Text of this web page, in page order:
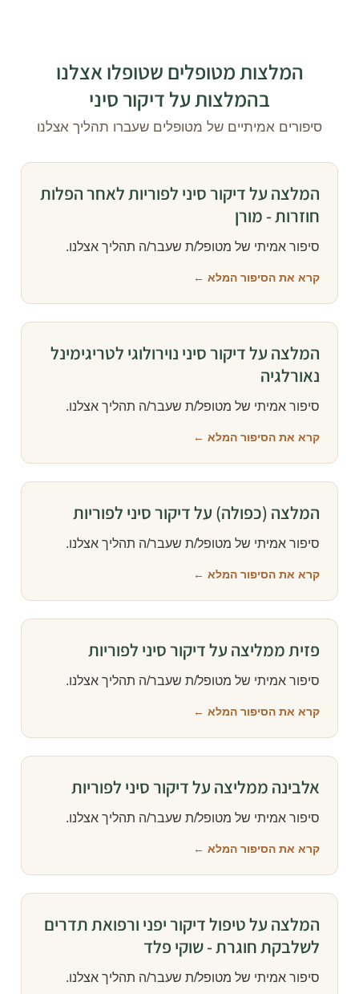
המלצות מטופלים שטופלו אצלנו
בהמלצות על דיקור סיני
סיפורים אמיתיים של מטופלים שעברו תהליך אצלנו
המלצה על דיקור סיני לפוריות לאחר הפלות
חוזרות - מורן
סיפור אמיתי של מטופל/ת שעבר/ה תהליך אצלנו.
קרא את הסיפור המלא ←
המלצה על דיקור סיני נוירולוגי לטריגימינל
נאורלגיה
סיפור אמיתי של מטופל/ת שעבר/ה תהליך אצלנו.
קרא את הסיפור המלא ←
המלצה (כפולה) על דיקור סיני לפוריות
סיפור אמיתי של מטופל/ת שעבר/ה תהליך אצלנו.
קרא את הסיפור המלא ←
פזית ממליצה על דיקור סיני לפוריות
סיפור אמיתי של מטופל/ת שעבר/ה תהליך אצלנו.
קרא את הסיפור המלא ←
אלבינה ממליצה על דיקור סיני לפוריות
סיפור אמיתי של מטופל/ת שעבר/ה תהליך אצלנו.
קרא את הסיפור המלא ←
המלצה על טיפול דיקור יפני ורפואת תדרים
לשלבקת חוגרת - שוקי פלד
סיפור אמיתי של מטופל/ת שעבר/ה תהליך אצלנו.